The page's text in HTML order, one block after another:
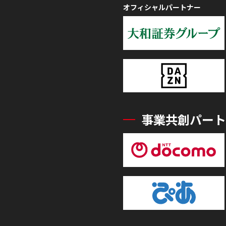
オフィシャルパートナー
事業共創パー